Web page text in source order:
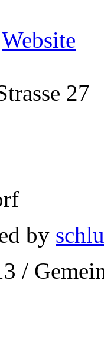
Website
27
by
/